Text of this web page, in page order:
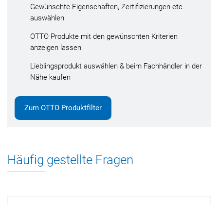
Gewünschte Eigenschaften, Zertifizierungen etc.
auswählen
OTTO Produkte mit den gewünschten Kriterien
anzeigen lassen
Lieblingsprodukt auswählen & beim Fachhändler in der
Nähe kaufen
Zum OTTO Produktfilter
Häufig gestellte Fragen